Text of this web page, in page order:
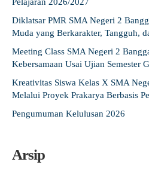
Diklatsar PMR SMA Negeri 2
Muda yang Berkarakter, Tangguh,
Meeting Class SMA Negeri 2
Kebersamaan Usai Ujian Semester
Kreativitas Siswa Kelas X SMA
Melalui Proyek Prakarya Berbasis
Pengumuman Kelulusan 2026
Arsip